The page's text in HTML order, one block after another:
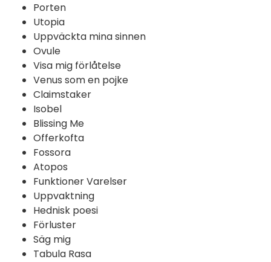
Porten
Utopia
Uppväckta mina sinnen
Ovule
Visa mig förlåtelse
Venus som en pojke
Claimstaker
Isobel
Blissing Me
Offerkofta
Fossora
Atopos
Funktioner Varelser
Uppvaktning
Hednisk poesi
Förluster
Säg mig
Tabula Rasa